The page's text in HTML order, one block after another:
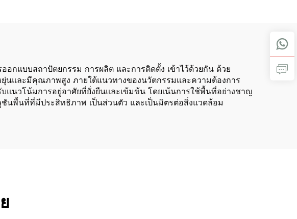
อกแบบสถาปัตยกรรม การผลิต และการติดตั้ง เข้าไว้ด้วยกัน ด้วย
นและมีคุณภาพสูง ภายใต้แนวทางของนวัตกรรมและความต้องการ
แนวโน้มการอยู่อาศัยที่ยั่งยืนและเข้มข้น โดยเน้นการใช้พื้นที่อย่างชาญ
นพื้นที่ที่มีประสิทธิภาพ เป็นส่วนตัว และเป็นมิตรต่อสิ่งแวดล้อม